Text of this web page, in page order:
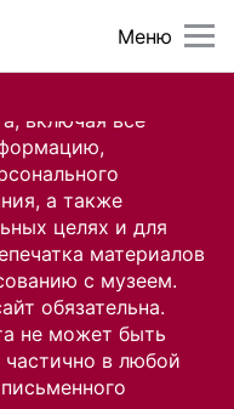
включая все
а также
целях и для
материалов
с музеем.
обязательна.
не может быть
в любой
Меню